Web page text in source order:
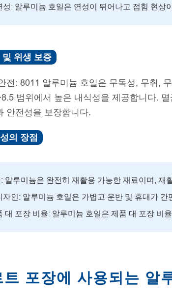
성: 알루미늄 호일은 연성이 뛰어나고 접힘 현상
및 위생 보증
전: 8011 알루미늄 호일은 무독성, 무취,
범위에서 높은 내식성을 제공합니다.
안전성을 보장합니다.
의 장점
알루미늄은 완전히 재활용 가능한 재료이며, 재
자인: 알루미늄 호일은 가볍고 운반 및 휴대가
대 포장 비율: 알루미늄 호일은 제품 대 포장 비
트 포장에 사용되는 알